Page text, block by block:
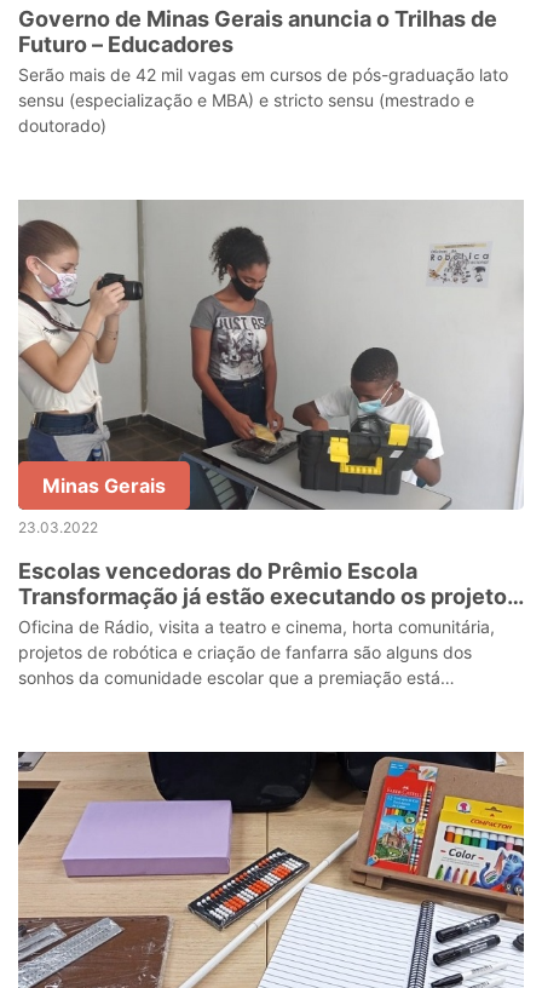
Governo de Minas Gerais anuncia o Trilhas de
Futuro – Educadores
Serão mais de 42 mil vagas em cursos de pós-graduação lato
sensu (especialização e MBA) e stricto sensu (mestrado e
doutorado)
Minas Gerais
23.03.2022
Escolas vencedoras do Prêmio Escola
Transformação já estão executando os projetos
com os recursos da premiação
Oficina de Rádio, visita a teatro e cinema, horta comunitária,
projetos de robótica e criação de fanfarra são alguns dos
sonhos da comunidade escolar que a premiação está